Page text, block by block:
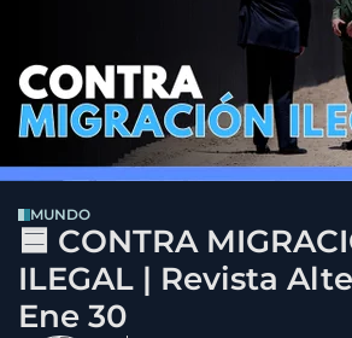
MUNDO
🟦 CONTRA
ILEGAL | Revista
Ene 30